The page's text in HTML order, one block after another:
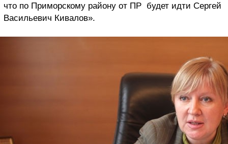
что по Приморскому району от ПР будет идти Сергей
Васильевич Кивалов».